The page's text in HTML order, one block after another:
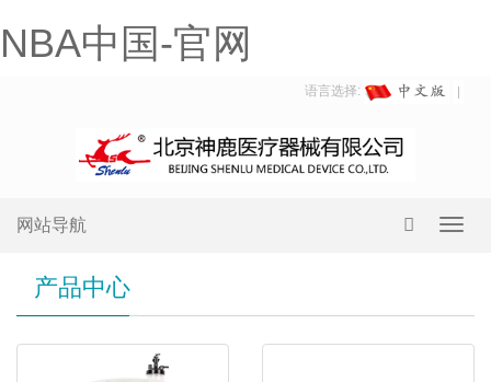
NBA中国-官网
语言选择:
网站导航
产品中心